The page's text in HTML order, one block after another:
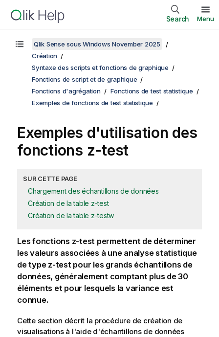
Search Menu
Qlik Sense sous Windows November 2025
Création
Syntaxe des scripts et fonctions de graphique
Fonctions de script et de graphique
Fonctions d'agrégation
Fonctions de test statistique
Exemples de fonctions de test statistique
Exemples d'utilisation des
fonctions z-test
SUR CETTE PAGE
Chargement des échantillons de données
Création de la table z-test
Création de la table z-testw
Les fonctions z-test permettent de déterminer
les valeurs associées à une analyse statistique
de type z-testpour les grands échantillons de
données, généralement comptant plus de 30
éléments et pour lesquels la variance est
connue.
Cette section décrit la procédure de création de
visualisations à l'aide d'échantillons de données